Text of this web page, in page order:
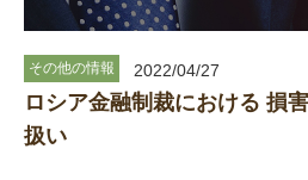
その他の情報 2022/04/27
ロシア金融制裁における 損
扱い